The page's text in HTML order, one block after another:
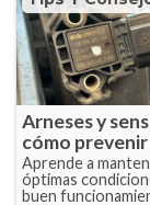
Arneses y
cómo
Aprende a
óptimas
buen